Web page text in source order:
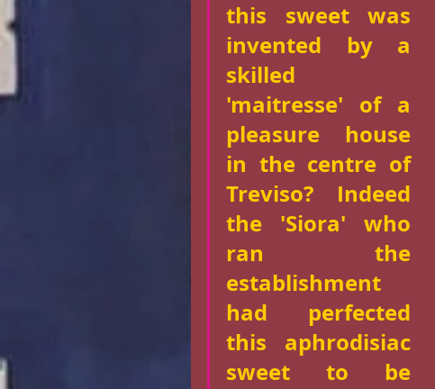
this sweet was
invented by a
skilled
'maitresse' of a
pleasure house
in the centre of
Treviso? Indeed
the 'Siora' who
ran the
establishment
had perfected
this aphrodisiac
sweet to be